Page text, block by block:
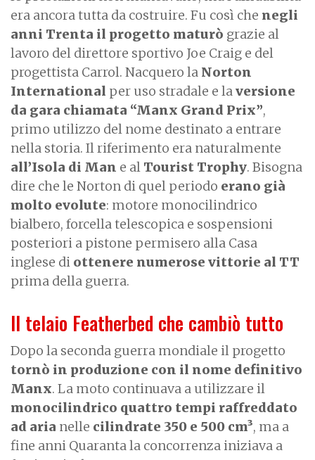
era ancora tutta da costruire. Fu così che negli
anni Trenta il progetto maturò grazie al
lavoro del direttore sportivo Joe Craig e del
progettista Carrol. Nacquero la Norton
International per uso stradale e laversione
da gara chiamata “Manx Grand Prix”,
primo utilizzo del nome destinato a entrare
nella storia. Il riferimento era naturalmente
all’Isola di Man e al Tourist Trophy. Bisogna
dire che le Norton di quel periodo erano già
molto evolute: motore monocilindrico
bialbero, forcella telescopica e sospensioni
posteriori a pistone permisero alla Casa
inglese di ottenere numerose vittorie al TT
prima della guerra.
Il telaio Featherbed che cambiò tutto
Dopo la seconda guerra mondiale il progetto
tornò in produzione con il nome definitivo
Manx. La moto continuava a utilizzare il
monocilindrico quattro tempi raffreddato
ad aria nelle cilindrate 350 e 500 cm³, ma a
fine anni Quaranta la concorrenza iniziava a